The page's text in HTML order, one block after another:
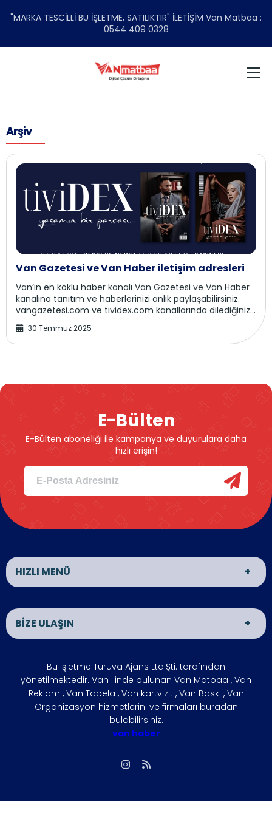
"MARKA TESCİLLİ BU İŞLETME, SATILIKTIR" İLETİŞİM Van Matbaa :
0544 409 0328
Arşiv
Van Gazetesi ve Van Haber iletişim adresleri
Van’ın en köklü haber kanalı Van Gazetesi ve Van Haber
kanalına tanıtım ve haberlerinizi anlık paylaşabilirsiniz.
vangazetesi.com ve tividex.com kanallarında dilediğiniz
gibi haberleri paylaşabi...
30 Temmuz 2025
E-Bülten
E-Bülten aboneliği ile kampanya ve duyurulara daha
hızlı erişin!
HIZLI MENÜ
Van Matbaa
Van Reklam
Van Organizasyon
İLETİŞİM
HAKKIMIZDA
VAN HABER
İŞLETMENİZİ
BÜYÜTÜN
ÇÖZÜM
ORTAKLARIMIZ
FOTO GALERİ
SIKÇA
BİZE ULAŞIN
ADRES
VAN
ÇALIŞMA SAATLERİ
Hafta içi : 09:00 - 18:00
Bu işletme Turuva Ajans Ltd.Şti. tarafından
yönetilmektedir. Van ilinde bulunan Van Matbaa , Van
Reklam , Van Tabela , Van kartvizit , Van Baskı , Van
Organizasyon hizmetlerini ve firmaları buradan
bulabilirsiniz.
van haber